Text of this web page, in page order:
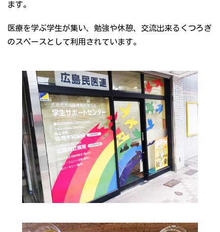
ます。
医療を学ぶ学生が集い、勉強や休憩、交流出来るくつろぎ
のスペースとして利用されています。